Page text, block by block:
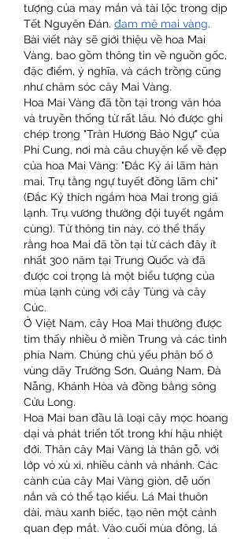
tượng của may mắn và tài lộc trong dịp
Tết Nguyên Đán. đam mê mai vàng.
Bài viết này sẽ giới thiệu về hoa Mai
Vàng, bao gồm thông tin về nguồn gốc,
đặc điểm, ý nghĩa, và cách trồng cũng
như chăm sóc cây Mai Vàng.
Hoa Mai Vàng đã tồn tại trong văn hóa
và truyền thống từ rất lâu. Nó được ghi
chép trong "Trân Hương Bảo Ngự" của
Phí Cung, nơi mà câu chuyện kể về đẹp
của hoa Mai Vàng: "Đắc Kỷ ái lãm hàn
mai, Trụ tằng ngự tuyết đồng lãm chi"
(Đắc Kỷ thích ngắm hoa Mai trong giá
lạnh. Trụ vương thường đội tuyết ngắm
cùng). Từ thông tin này, có thể thấy
rằng hoa Mai đã tồn tại từ cách đây ít
nhất 300 năm tại Trung Quốc và đã
được coi trọng là một biểu tượng của
mùa lạnh cùng với cây Tùng và cây
Cúc.
Ở Việt Nam, cây Hoa Mai thường được
tìm thấy nhiều ở miền Trung và các tỉnh
phía Nam. Chúng chủ yếu phân bố ở
vùng dãy Trường Sơn, Quảng Nam, Đà
Nẵng, Khánh Hòa và đồng bằng sông
Cửu Long.
Hoa Mai ban đầu là loại cây mọc hoang
dại và phát triển tốt trong khí hậu nhiệt
đới. Thân cây Mai Vàng là thân gỗ, với
lớp vỏ xù xì, nhiều cành và nhánh. Các
cành của cây Mai Vàng giòn, dễ uốn
nắn và có thể tạo kiểu. Lá Mai thuôn
dài, màu xanh biếc, tạo nên một cảnh
quan đẹp mắt. Vào cuối mùa đông, lá